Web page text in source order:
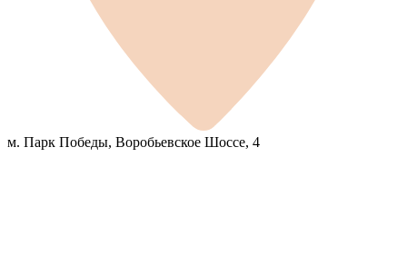
м. Парк Победы, Воробьевское Шоссе, 4